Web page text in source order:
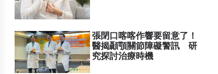
張閉口喀喀作響要留意了！
醫揭顳顎關節障礙警訊 研
究探討治療時機